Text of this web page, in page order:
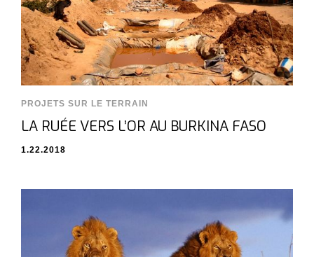
PROJETS SUR LE TERRAIN
LA RUÉE VERS L’OR AU BURKINA FASO
1.22.2018